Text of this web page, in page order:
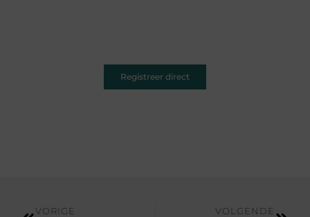
Registreer direct
VORIGE VOLGENDE